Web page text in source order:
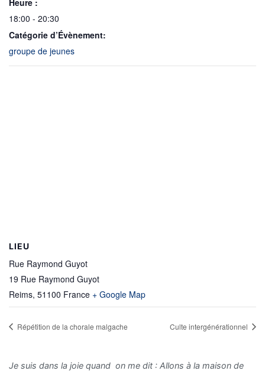
Heure :
18:00 - 20:30
Catégorie d’Évènement:
groupe de jeunes
LIEU
Rue Raymond Guyot
19 Rue Raymond Guyot
Reims, 51100 France + Google Map
Répétition de la chorale malgache Culte intergénérationnel
Je suis dans la joie quand on me dit : Allons à la maison de